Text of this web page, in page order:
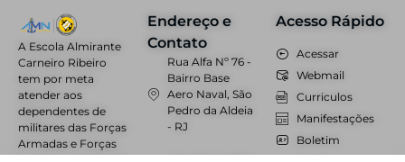
A Escola Almirante
Carneiro Ribeiro
tem por meta
atender aos
dependentes de
militares das Forças
Armadas e Forças
Endereço e
Contato
Rua Alfa Nº 76 -
Bairro Base
Aero Naval, São
Pedro da Aldeia
- RJ
Acesso Rápido
Acessar
Webmail
Curriculos
Manifestações
Boletim